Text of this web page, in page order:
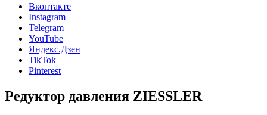
Вконтакте
Instagram
Telegram
YouTube
Яндекс.Дзен
TikTok
Pinterest
Редуктор давления ZIESSLER